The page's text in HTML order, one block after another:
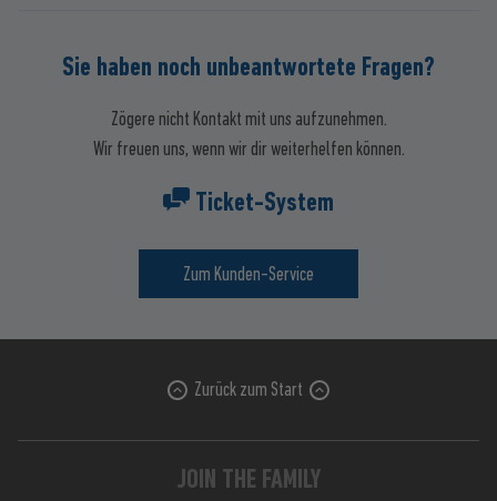
Sie haben noch unbeantwortete Fragen?
Zögere nicht Kontakt mit uns aufzunehmen.
Wir freuen uns, wenn wir dir weiterhelfen können.
Ticket-System
Zum Kunden-Service
Zurück zum Start
JOIN THE FAMILY